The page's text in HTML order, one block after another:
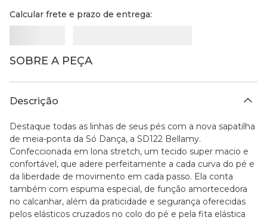
Calcular frete e prazo de entrega:
SOBRE A PEÇA
Descrição
Destaque todas as linhas de seus pés com a nova sapatilha
de meia-ponta da Só Dança, a SD122 Bellamy.
Confeccionada em lona stretch, um tecido super macio e
confortável, que adere perfeitamente a cada curva do pé e
da liberdade de movimento em cada passo. Ela conta
também com espuma especial, de função amortecedora
no calcanhar, além da praticidade e segurança oferecidas
pelos elásticos cruzados no colo do pé e pela fita elástica